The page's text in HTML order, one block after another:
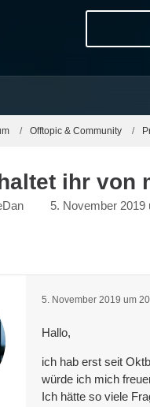
Offtopic & Community
ihr von
5. November 2019
5. November 2019 um
Hallo,
ich hab erst seit
würde ich mich
Ich hätte so viele